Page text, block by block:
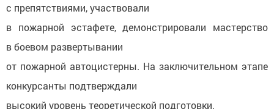
с препятствиями, участвовали
в пожарной эстафете, демонстрировали мастерство
в боевом развертывании
от пожарной автоцистерны. На заключительном этапе
конкурсанты подтверждали
высокий уровень теоретической подготовки.